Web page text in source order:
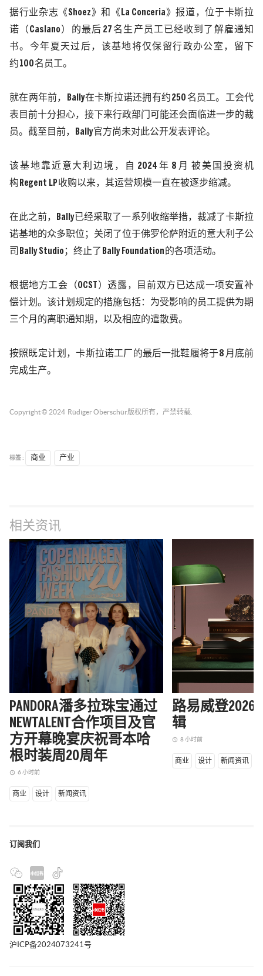
据行业杂志《Shoez 》和《 La Conceria 》报道，位于卡斯拉
诺（ Caslano ）的最后 27 名生产员工已经收到了解雇通知
书。今年夏天过后，该基地将仅保留行政办公室，留下
约 100 名员工。
就在两年前， Bally在卡斯拉诺还拥有约 250 名员工。工会代
表目前十分担心，接下来行政部门可能还会面临进一步的裁
员。截至目前，
Bally官方尚未对此公开发表评论。
该基地靠近意大利边境，自 2024 年 8 月 被美国投资机
构 Regent LP 收购以来，其运营规模一直在被逐步缩减。
在此之前， Bally已经采取了一系列收缩举措， 裁减了卡斯拉
诺基地的众多职位；关闭了位于佛罗伦萨附近的意大利子公
司 Bally Studio ；终止了 Bally Foundation 的各项活动。
根据地方工会（ OCST
）透露，目前双方已达成一项安置补
偿计划。该计划规定的措施包括：为受影响的员工提供为期
三个月的离职通知期，以及相应的遣散费。
按照既定计划，卡斯拉诺工厂的最后一批鞋履将于8 月底前
完成生产。
Copyright © 2024 Rüdiger Oberschür版权所有，严禁转载.
标签 : 商业 产业
相关资讯
PANDORA潘多拉珠宝通过
NEWTALENT合作项目及官
方开幕晚宴庆祝哥本哈
根时装周20周年
access_time 6 小时前
商业 设计 新闻资讯
路易威登2026
辑
access_time 8 小时前
商业 设计 新闻资讯
订阅我们
沪ICP备2024073241号